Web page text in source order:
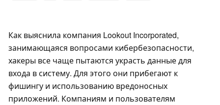
Как выяснила компания Lookout Incorporated,
занимающаяся вопросами кибербезопасности,
хакеры все чаще пытаются украсть данные для
входа в систему. Для этого они прибегают к
фишингу и использованию вредоносных
приложений. Компаниям и пользователям